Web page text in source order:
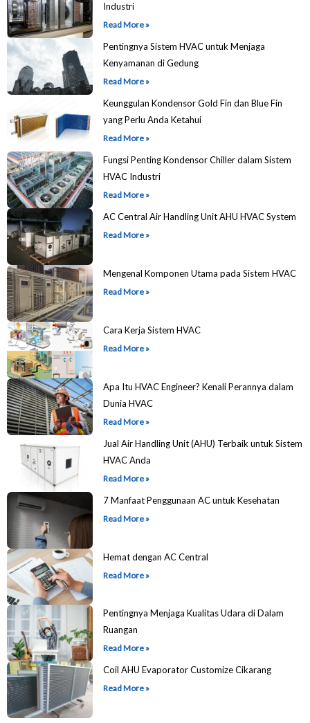
Industri
Read More »
Pentingnya Sistem HVAC untuk Menjaga
Kenyamanan di Gedung
Read More »
Keunggulan Kondensor Gold Fin dan Blue Fin
yang Perlu Anda Ketahui
Read More »
Fungsi Penting Kondensor Chiller dalam Sistem
HVAC Industri
Read More »
AC Central Air Handling Unit AHU HVAC System
Read More »
Mengenal Komponen Utama pada Sistem HVAC
Read More »
Cara Kerja Sistem HVAC
Read More »
Apa Itu HVAC Engineer? Kenali Perannya dalam
Dunia HVAC
Read More »
Jual Air Handling Unit (AHU) Terbaik untuk Sistem
HVAC Anda
Read More »
7 Manfaat Penggunaan AC untuk Kesehatan
Read More »
Hemat dengan AC Central
Read More »
Pentingnya Menjaga Kualitas Udara di Dalam
Ruangan
Read More »
Coil AHU Evaporator Customize Cikarang
Read More »